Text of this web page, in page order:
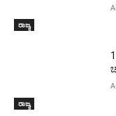
ರಾಜ್ಯ
ರಾಜ್ಯ